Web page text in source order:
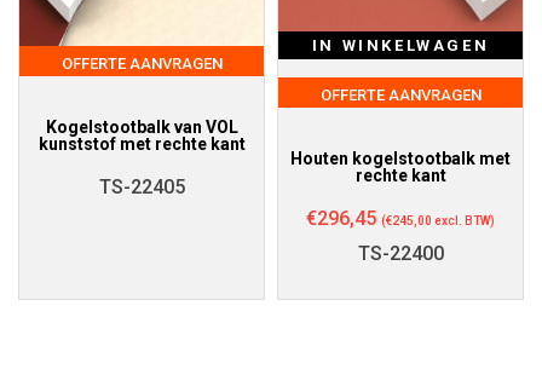
OFFERTE AANVRAGEN
Kogelstootbalk van VOL
kunststof met rechte kant
TS-22405
IN WINKELWAGEN
OFFERTE AANVRAGEN
Houten kogelstootbalk met
rechte kant
€296,45 (€245,00 excl. BTW)
TS-22400